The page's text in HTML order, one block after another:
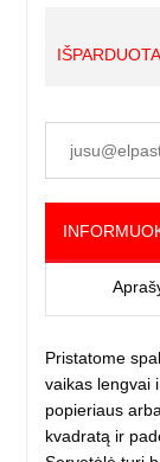
Pristatome
vaikas lengvai
popieriaus
kvadratą ir